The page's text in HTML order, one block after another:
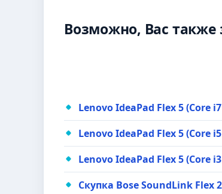
Возможно, Вас также
Lenovo IdeaPad Flex 5 (Core
Lenovo IdeaPad Flex 5 (Core
Lenovo IdeaPad Flex 5 (Core
Скупка Bose SoundLink Flex